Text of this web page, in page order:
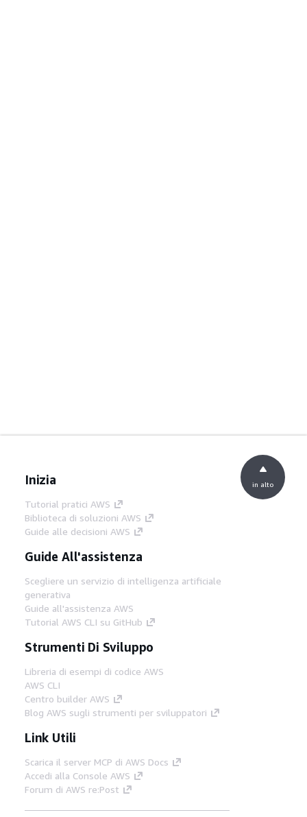
Inizia
Tutorial pratici AWS
Biblioteca di soluzioni AWS
Guide alle decisioni AWS
Guide All'assistenza
Scegliere un servizio di intelligenza artificiale
generativa
Guide all'assistenza AWS
Tutorial AWS CLI su GitHub
Strumenti Di Sviluppo
Libreria di esempi di codice AWS
AWS CLI
Centro builder AWS
Blog AWS sugli strumenti per sviluppatori
Link Utili
Scarica il server MCP di AWS Docs
Accedi alla Console AWS
Forum di AWS re:Post
in alto